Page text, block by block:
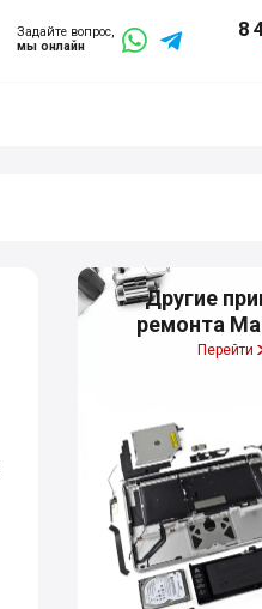
Задайте вопрос,
мы онлайн
8
Другие
ремонта
Перейти